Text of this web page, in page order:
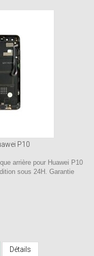
P10
arrière pour Huawei P10
sous 24H. Garantie
Détails